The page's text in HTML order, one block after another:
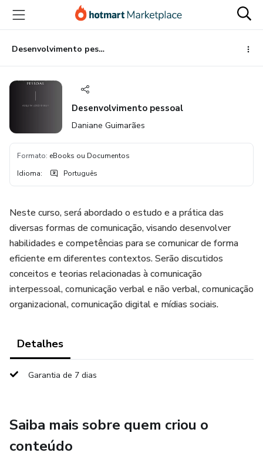
para
conteúdo
principal
para
pagamento
para
rodapé
Desenvolvimento pessoal
Desenvolvimento pessoal
Daniane Guimarães
Formato: eBooks ou Documentos
Idioma: Português
Neste curso, será abordado o estudo e a prática das
diversas formas de comunicação, visando desenvolver
habilidades e competências para se comunicar de forma
eficiente em diferentes contextos. Serão discutidos
conceitos e teorias relacionadas à comunicação
interpessoal, comunicação verbal e não verbal, comunicação
organizacional, comunicação digital e mídias sociais.
Detalhes
Garantia de 7 dias
Saiba mais sobre quem criou o
conteúdo